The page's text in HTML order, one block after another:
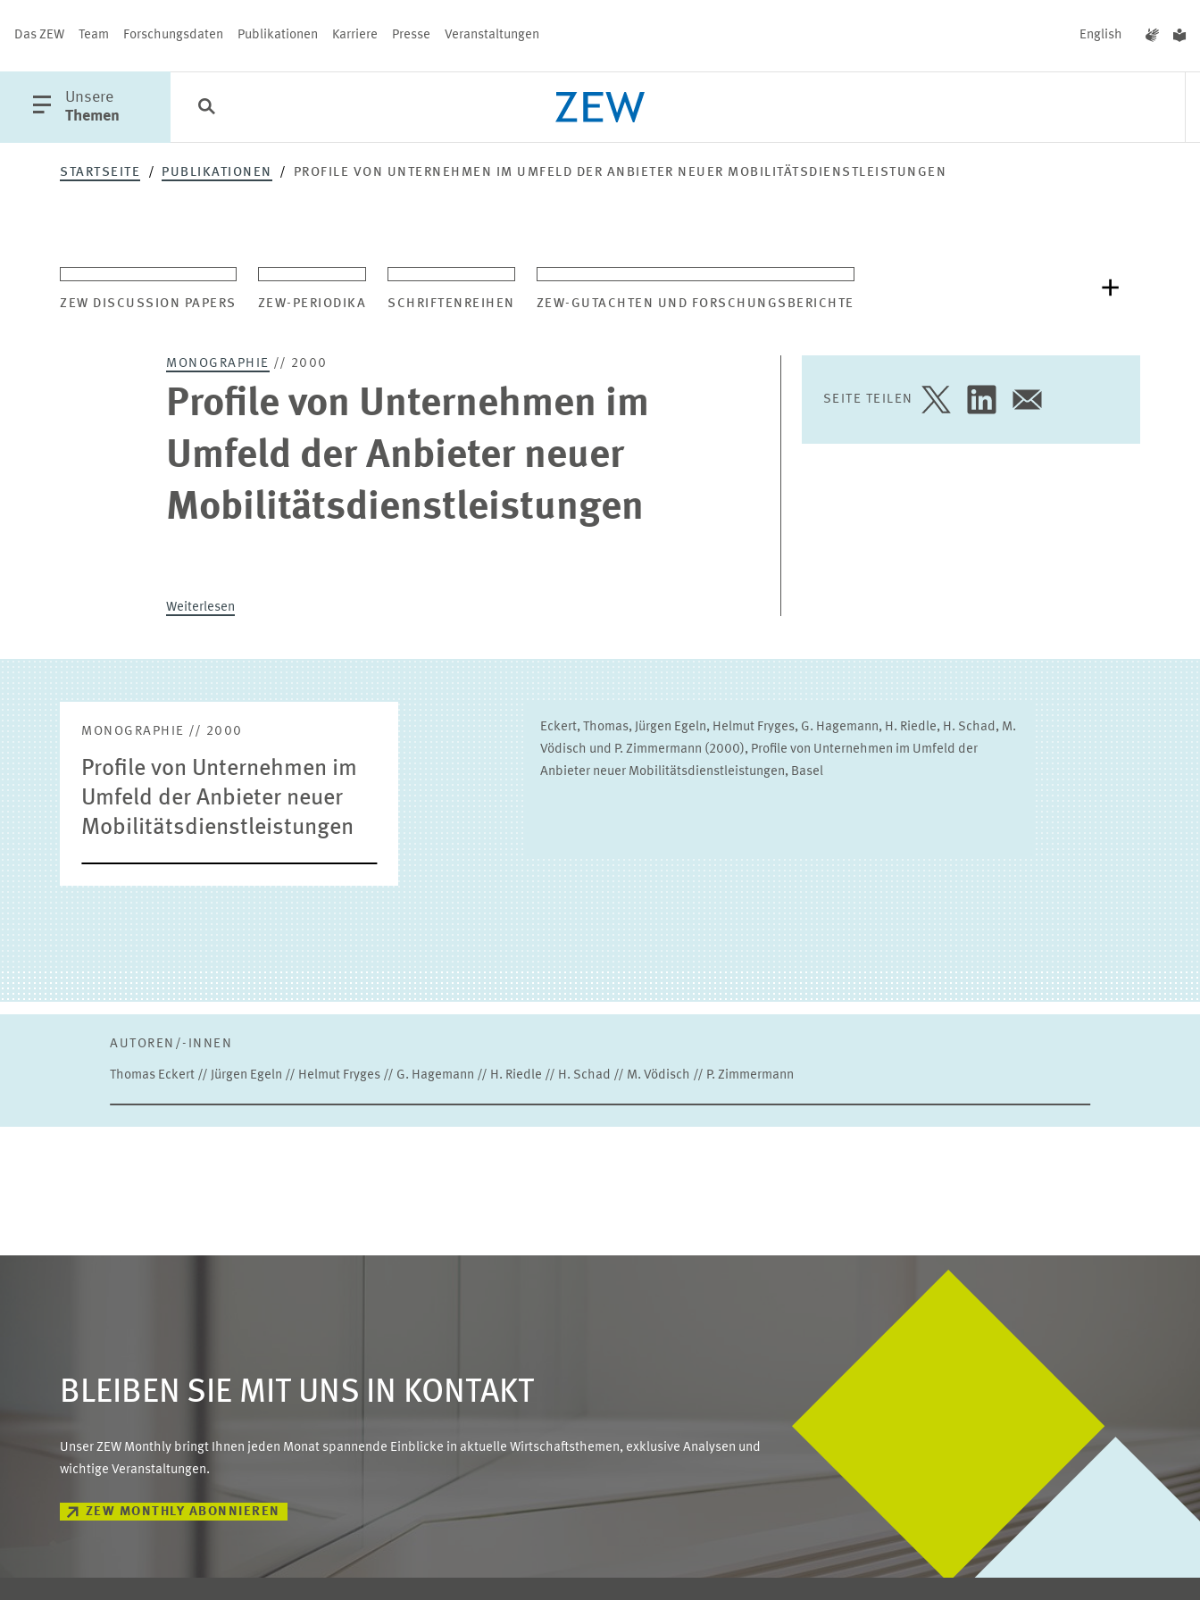
Das ZEW Team Forschungsdaten Publikationen Karriere Presse Veranstaltungen English
öffne
Hauptmenü
Unsere
Themen
Kategorien
Schließen
STARTSEITE PUBLIKATIONEN PROFILE VON UNTERNEHMEN IM UMFELD DER ANBIETER NEUER MOBILITÄTSDIENSTLEISTUNGEN
ZEW DISCUSSION PAPERS ZEW-PERIODIKA SCHRIFTENREIHEN ZEW-GUTACHTEN UND FORSCHUNGSBERICHTE
Profile von Unternehmen im
Umfeld der Anbieter neuer
Mobilitätsdienstleistungen
MONOGRAPHIE // 2000
Weiterlesen
SEITE TEILEN
SEITE
TWITTER
SEITE
LINKEDIN
SEITE
E-
MONOGRAPHIE // 2000
Profile von Unternehmen im
Umfeld der Anbieter neuer
Mobilitätsdienstleistungen
Eckert, Thomas, Jürgen Egeln, Helmut Fryges, G. Hagemann, H. Riedle, H. Schad, M.
Vödisch und P. Zimmermann (2000), Profile von Unternehmen im Umfeld der
Anbieter neuer Mobilitätsdienstleistungen, Basel
AUTOREN/-INNEN
Thomas Eckert // Jürgen Egeln // Helmut Fryges // G. Hagemann // H. Riedle // H. Schad // M. Vödisch // P. Zimmermann
BLEIBEN SIE MIT UNS IN KONTAKT
Unser ZEW Monthly bringt Ihnen jeden Monat spannende Einblicke in aktuelle Wirtschaftsthemen, exklusive Analysen und
wichtige Veranstaltungen.
ZEW MONTHLY ABONNIEREN